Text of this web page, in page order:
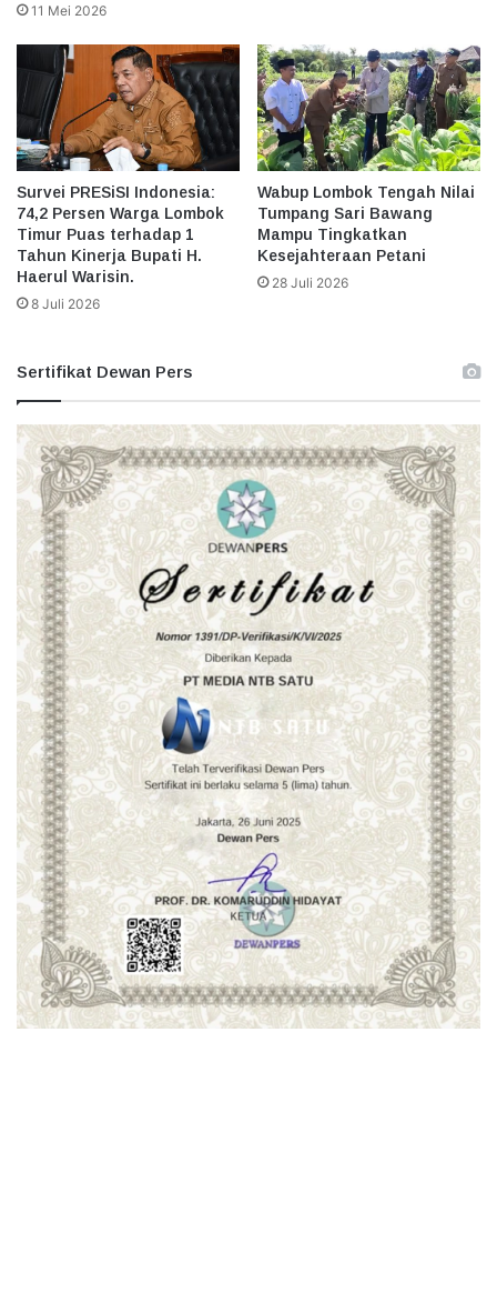
11 Mei 2026
Survei PRESiSI Indonesia:
74,2 Persen Warga Lombok
Timur Puas terhadap 1
Tahun Kinerja Bupati H.
Haerul Warisin.
8 Juli 2026
Wabup Lombok Tengah Nilai
Tumpang Sari Bawang
Mampu Tingkatkan
Kesejahteraan Petani
28 Juli 2026
Sertifikat Dewan Pers